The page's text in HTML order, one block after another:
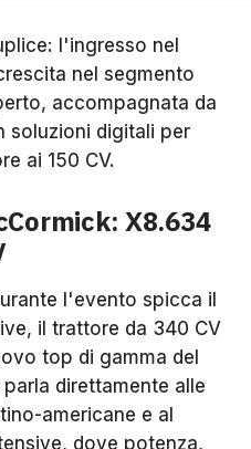
l'ingresso nel
nel segmento
accompagnata da
soluzioni digitali per
ai 150 CV.
X8.634
l'evento spicca il
il trattore da 340 CV
top di gamma del
direttamente alle
americane e al
dove potenza,